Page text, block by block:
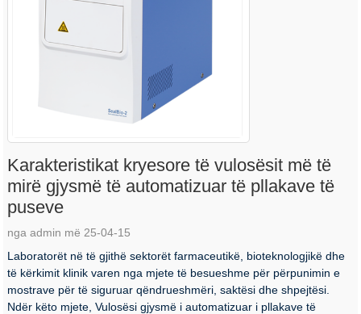
Karakteristikat kryesore të vulosësit më të
mirë gjysmë të automatizuar të pllakave të
puseve
nga admin më 25-04-15
Laboratorët në të gjithë sektorët farmaceutikë, bioteknologjikë dhe
të kërkimit klinik varen nga mjete të besueshme për përpunimin e
mostrave për të siguruar qëndrueshmëri, saktësi dhe shpejtësi.
Ndër këto mjete, Vulosësi gjysmë i automatizuar i pllakave të